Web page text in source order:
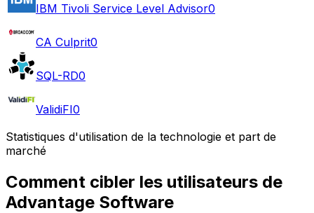
IBM Tivoli Service Level Advisor0
CA Culprit0
SQL-RD0
ValidiFI0
Statistiques d'utilisation de la technologie et part de
marché
Comment cibler les utilisateurs de
Advantage Software